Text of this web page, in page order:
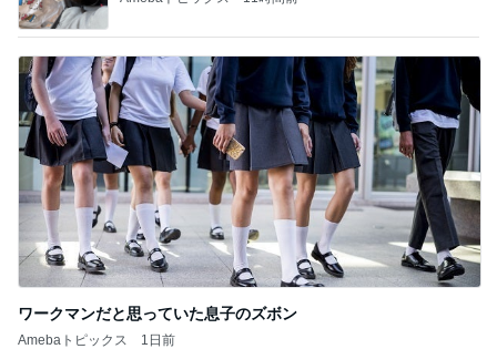
ワークマンだと思っていた息子のズボン
Amebaトピックス 1日前